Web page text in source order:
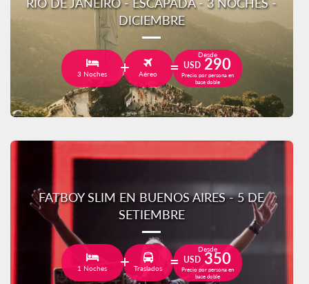
DICIEMBRE
3 Noches Aéreo
Desde
USD 290
Precio por persona en
base doble
FATBOY SLIM EN BUENOS AIRES - 5 DE
SETIEMBRE
1 Noches Traslados
Desde
USD 350
Precio por persona en
base doble